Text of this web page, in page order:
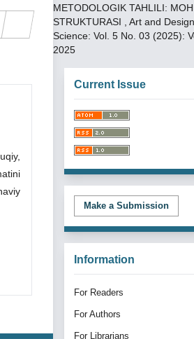
METODOLOGIK TAHLILI:
STRUKTURASI
Art and
Science: Vol. 5 No. 03 (2025):
2025
Current Issue
Make a Submission
Information
For Readers
For Authors
For Librarians